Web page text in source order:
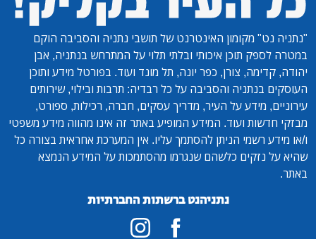
"נתניה נט" מקומון האינטרנט של תושבי נתניה והסביבה הוקם
במטרה לספק תוכן איכותי ובלתי תלוי על המתרחש בנתניה, אבן
יהודה, קדימה, צורן, כפר יונה, תל מונד ועוד. בפורטל מידע ותוכן
העוסקים בנתניה והסביבה על כל רבדיה: תרבות ובילוי, שירותים
עירוניים, מידע על העיר, מדריך עסקים, חברה, רכילות, ספורט,
מבזקי חדשות ועוד. המידע המופיע באתר זה אינו מהווה מידע משפטי
ו/או מידע רשמי הניתן להסתמך עליו. אין המערכת אחראית בצורה כל
שהיא על נזקים כלשהם שנגרמו מהסתמכות על המידע הנמצא
באתר.
נתניהנט ברשתות החברתיות